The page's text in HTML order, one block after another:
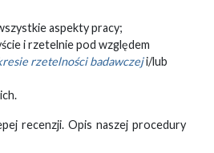
aspekty pracy;
i rzetelnie pod względem
rzetelności badawczeji/lub
recenzji. Opis naszej procedury